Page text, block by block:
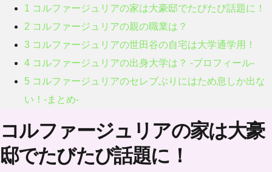
1 コルファージュリアの家は大豪邸でたびたび話題に！
2 コルファージュリアの親の職業は？
3 コルファージュリアの世田谷の自宅は大学通学用！
4 コルファージュリアの出身大学は？ -プロフィール-
5 コルファージュリアのセレブぶりにはため息しか出な
い！-まとめ-
コルファージュリアの家は大豪
邸でたびたび話題に！